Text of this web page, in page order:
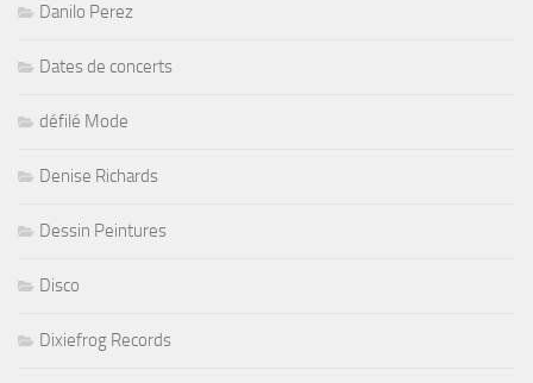
Danilo Perez
Dates de concerts
défilé Mode
Denise Richards
Dessin Peintures
Disco
Dixiefrog Records